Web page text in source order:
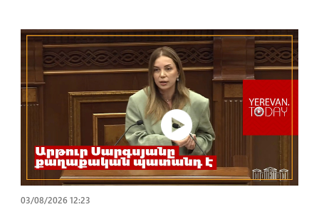
03/08/2026 12:23